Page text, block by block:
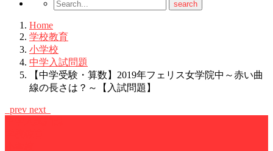
Home
学校教育
小学校
中学入試問題
【中学受験・算数】2019年フェリス女学院中～赤い曲
線の長さは？～【入試問題】
prev next